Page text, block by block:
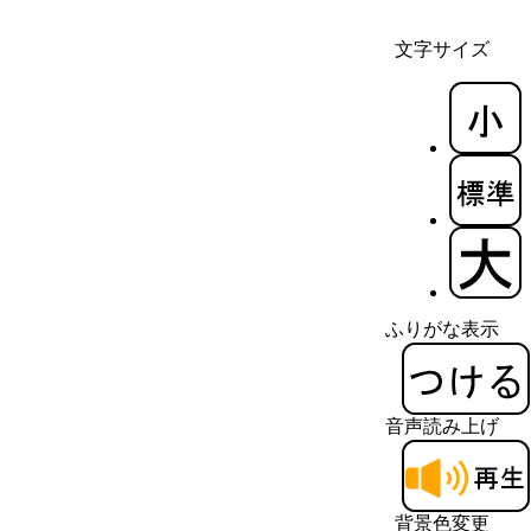
文字サイズ
ふりがな表示
音声読み上げ
背景色変更